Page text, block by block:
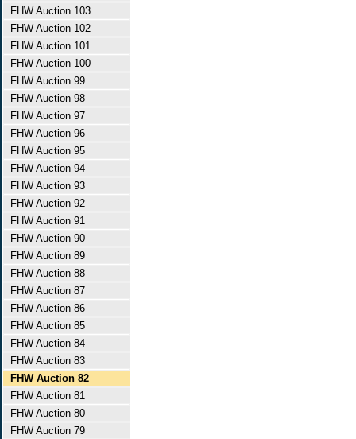
FHW Auction 103
FHW Auction 102
FHW Auction 101
FHW Auction 100
FHW Auction 99
FHW Auction 98
FHW Auction 97
FHW Auction 96
FHW Auction 95
FHW Auction 94
FHW Auction 93
FHW Auction 92
FHW Auction 91
FHW Auction 90
FHW Auction 89
FHW Auction 88
FHW Auction 87
FHW Auction 86
FHW Auction 85
FHW Auction 84
FHW Auction 83
FHW Auction 82
FHW Auction 81
FHW Auction 80
FHW Auction 79